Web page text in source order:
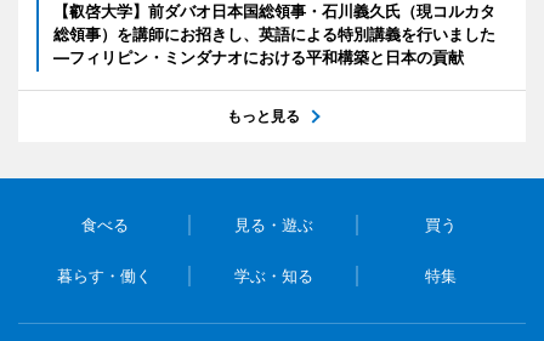
【叡啓大学】前ダバオ日本国総領事・石川義久氏（現コルカタ
総領事）を講師にお招きし、英語による特別講義を行いました
―フィリピン・ミンダナオにおける平和構築と日本の貢献
もっと見る
食べる 見る・遊ぶ 買う
暮らす・働く 学ぶ・知る 特集